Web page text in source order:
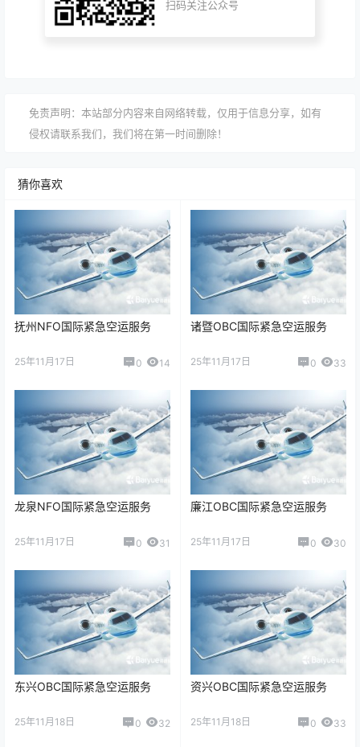
扫码关注公众号
免责声明：本站部分内容来自网络转载，仅用于信息分享，如有
侵权请联系我们，我们将在第一时间删除！
猜你喜欢
抚州NFO国际紧急空运服务
25年11月17日 0 14
诸暨OBC国际紧急空运服务
25年11月17日 0 33
龙泉NFO国际紧急空运服务
25年11月17日 0 31
廉江OBC国际紧急空运服务
25年11月17日 0 30
东兴OBC国际紧急空运服务
25年11月18日 0 32
资兴OBC国际紧急空运服务
25年11月18日 0 33